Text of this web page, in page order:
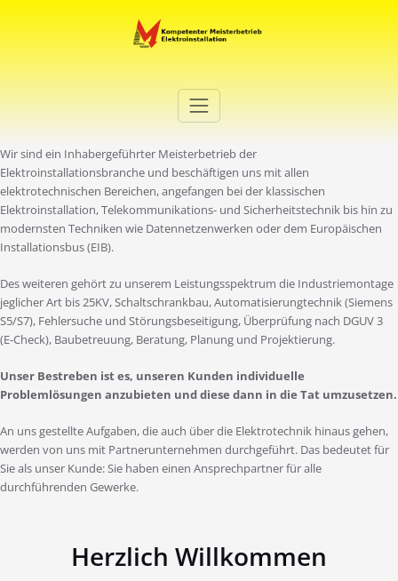
Elektro Martini
Wir sind ein Inhabergeführter Meisterbetrieb der
Elektroinstallationsbranche und beschäftigen uns mit allen
elektrotechnischen Bereichen, angefangen bei der klassischen
Elektroinstallation, Telekommunikations- und Sicherheitstechnik bis hin zu
modernsten Techniken wie Datennetzenwerken oder dem Europäischen
Installationsbus (EIB).
Des weiteren gehört zu unserem Leistungsspektrum die Industriemontage
jeglicher Art bis 25KV, Schaltschrankbau, Automatisierungtechnik (Siemens
S5/S7), Fehlersuche und Störungsbeseitigung, Überprüfung nach DGUV 3
(E-Check), Baubetreuung, Beratung, Planung und Projektierung.
Unser Bestreben ist es, unseren Kunden individuelle
Problemlösungen anzubieten und diese dann in die Tat umzusetzen.
An uns gestellte Aufgaben, die auch über die Elektrotechnik hinaus gehen,
werden von uns mit Partnerunternehmen durchgeführt. Das bedeutet für
Sie als unser Kunde: Sie haben einen Ansprechpartner für alle
durchführenden Gewerke.
Herzlich Willkommen